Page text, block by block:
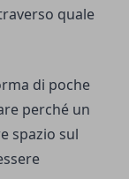
quale
di poche
perché un
spazio sul